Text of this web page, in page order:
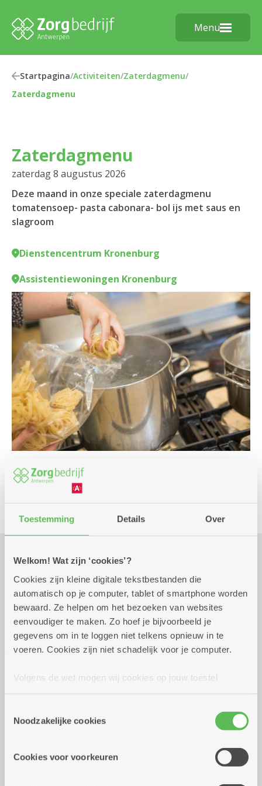
Toestemming Details Over
Welkom! Wat zijn ‘cookies’?
Cookies zijn kleine digitale tekstbestanden die
automatisch op je computer, tablet of smartphone worden
bewaard. Ze helpen om het bezoeken van websites
eenvoudiger te maken. Zo hoef je bijvoorbeeld je
gegevens om in te loggen niet telkens opnieuw in te
voeren. Cookies zijn niet schadelijk voor je computer.
Volgens de wet mogen wij cookies op jouw toestel
cookies hebben we jouw toestemming nodig. Sommige
cookies worden geplaatst door derde partijen die een
informatie over jouw (geanonimiseerd) gebruik van onze
Noodzakelijke cookies
Cookies voor voorkeuren
Menu
Startpagina/Activiteiten/Zaterdagmenu/
Zaterdagmenu
Zaterdagmenu
zaterdag 8 augustus 2026
Deze maand in onze speciale zaterdagmenu
tomatensoep- pasta cabonara- bol ijs met saus en
slagroom
Dienstencentrum Kronenburg
Assistentiewoningen Kronenburg
Praktisch
zaterdag 8 augustus
2026
12.00 uur tot 14.00
uur
10 euro voor 3 gangenmenu
Dienstencentrum Kronenburg
Van Duyststraat 192
Assistentiewoningen Kronenburg